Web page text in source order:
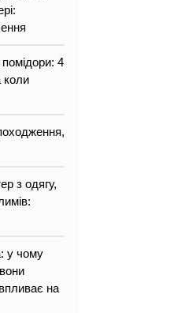
4
коли
з одягу,
у чому
на